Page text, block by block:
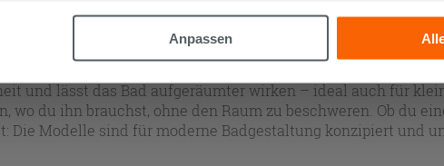
Anpassen
und lässt das Bad aufgeräumter wirken – ideal auch für
du ihn brauchst, ohne den Raum zu beschweren. Ob du
Die Modelle sind für moderne Badgestaltung konzipiert und